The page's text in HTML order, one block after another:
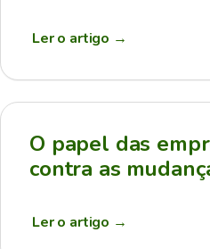
Ler o artigo →
O papel das
contra as
Ler o artigo →